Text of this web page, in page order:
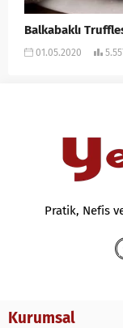
Balkabaklı
01.05.2020
Pratik, Nefis
Kurumsal